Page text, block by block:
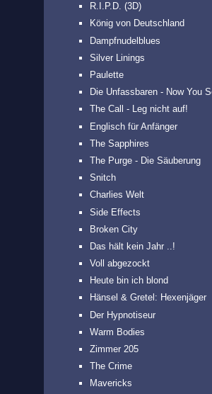
R.I.P.D. (3D)
König von Deutschland
Dampfnudelblues
Silver Linings
Paulette
Die Unfassbaren - Now You
The Call - Leg nicht auf!
Englisch für Anfänger
The Sapphires
The Purge - Die Säuberung
Snitch
Charlies Welt
Side Effects
Broken City
Das hält kein Jahr ..!
Voll abgezockt
Heute bin ich blond
Hänsel & Gretel: Hexenjäger
Der Hypnotiseur
Warm Bodies
Zimmer 205
The Crime
Mavericks